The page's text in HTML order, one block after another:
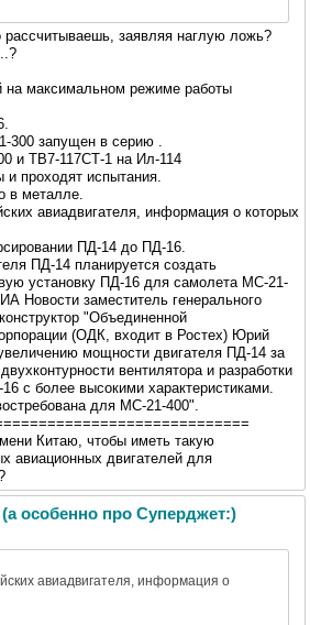
рассчитываешь, заявляя наглую ложь?
на максимальном режиме работы
300 запущен в серию .
и ТВ7-117СТ-1 на Ил-114
проходят испытания.
в металле.
авиадвигателя, информация о которых
ПД-14 до ПД-16.
ПД-14 планируется создать
установку ПД-16 для самолета МС-21-
Новости заместитель генерального
"Объединенной
(ОДК, входит в Ростех) Юрий
мощности двигателя ПД-14 за
вентилятора и разработки
с более высокими характеристиками.
для МС-21-400".
Китаю, чтобы иметь такую
авиационных двигателей для
особенно про Суперджет:)
авиадвигателя, информация о